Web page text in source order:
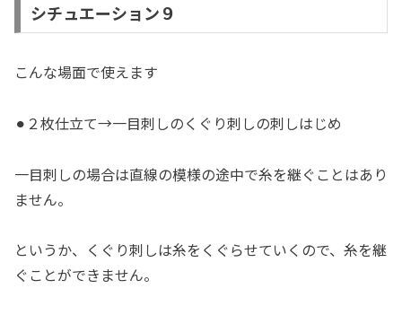
シチュエーション９
こんな場面で使えます
⚫︎２枚仕立て→一目刺しのくぐり刺しの刺しはじめ
一目刺しの場合は直線の模様の途中で糸を継ぐことはあり
ません。
というか、くぐり刺しは糸をくぐらせていくので、糸を継
ぐことができません。